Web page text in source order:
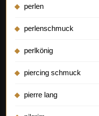
perlen
perlenschmuck
perlkönig
piercing schmuck
pierre lang